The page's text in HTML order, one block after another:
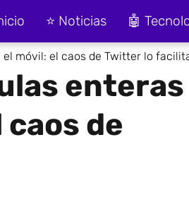
⭐ Noticias 🤖
móvil: el caos de Twitter lo
enteras
de